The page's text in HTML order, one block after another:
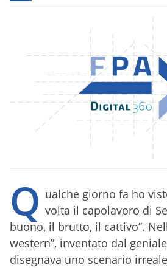
Q ualche giorno fa ho
volta il capolavoro di
buono, il brutto, il cattivo”.
western”, inventato dal
disegnava uno scenario